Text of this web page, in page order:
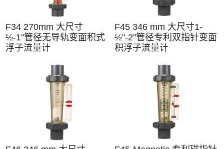
F34 270mm 大尺寸
½-1"管径无导轨变面积式
浮子流量计
F45 346 mm 大尺寸1-
½"-2"管径专利双指针变面
积浮子流量计